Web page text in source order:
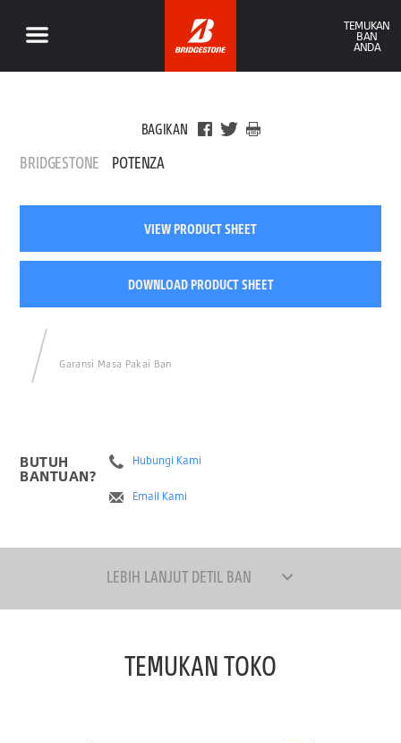
TEMUKAN
BAN
ANDA
BAGIKAN
BRIDGESTONE POTENZA
VIEW PRODUCT SHEET
DOWNLOAD PRODUCT SHEET
Garansi Masa Pakai Ban
BUTUH
BANTUAN?
Hubungi Kami
Email Kami
LEBIH LANJUT DETIL BAN
TEMUKAN TOKO